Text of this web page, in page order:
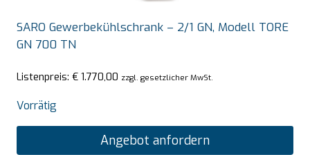
SARO Gewerbekühlschrank – 2/1 GN, Modell TORE
GN 700 TN
Listenpreis: € 1.770,00 zzgl. gesetzlicher MwSt.
Vorrätig
Angebot anfordern